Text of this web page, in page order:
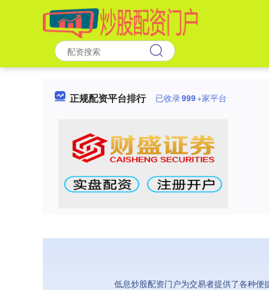
正规配资平台排行 已收录999+家平台
低息炒股配资门户为交易者提供了各种